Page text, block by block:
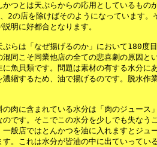
つとは天ぷらからの応用としているもの
2の店を除けばそのようになっています。
明に好都合となります。
らは「なぜ揚げるのか」において180度
同こそ同業他店の全ての悲喜劇の原因と
に魚貝類です。問題は素材の有する水分に
濃縮するため、油で揚げるのです。脱水作
肉に含まれている水分は「肉のジュース
のです。そこでこの水分を少しでも失なう
一般店ではとんかつを油に入れますとジュ
。これは水分が皆油の中に出ていってい